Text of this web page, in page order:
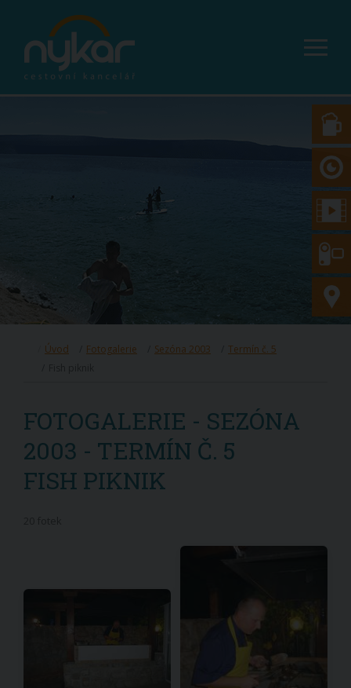
Úvod Fotogalerie Sezóna 2003
Termín č. 5
FOTOGALERIE - SEZÓNA
2003 - TERMÍN Č. 5
FISH PIKNIK